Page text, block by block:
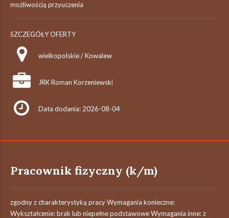
możliwością przyuczenia
SZCZEGÓŁY OFERTY
wielkopolskie / Kowalew
JRK Roman Korzeniewski
Data dodania: 2026-08-04
Pracownik fizyczny (k/m)
zgodny z charakterystyką pracy Wymagania konieczne:
Wykształcenie: brak lub niepełne podstawowe Wymagania inne: z